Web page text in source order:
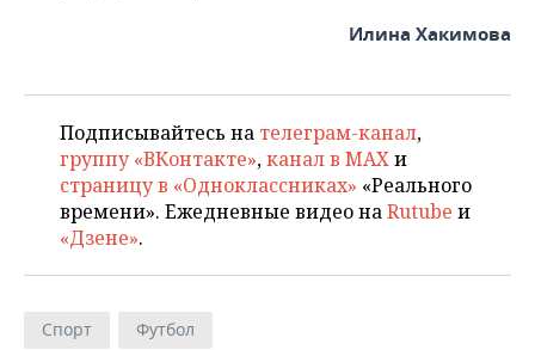
Илина Хакимова
Подписывайтесь на телеграм-канал,
группу «ВКонтакте»,канал в MAXи
страницу в «Одноклассниках» «Реального
времени». Ежедневные видео наRutube и
«Дзене».
Спорт Футбол